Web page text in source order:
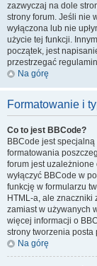
zazwyczaj na dole
strony forum. Jeśli nie
wyłączona lub nie
użycie tej funkcji.
początek, jest
przestrzegać
Na górę
Formatowanie i
Co to jest BBCode?
BBCode jest
formatowania
forum jest
wyłączyć BBCode w
funkcję w formularzu
HTML-a, ale znaczniki
zamiast w używanych
więcej informacji o
strony tworzenia
Na górę